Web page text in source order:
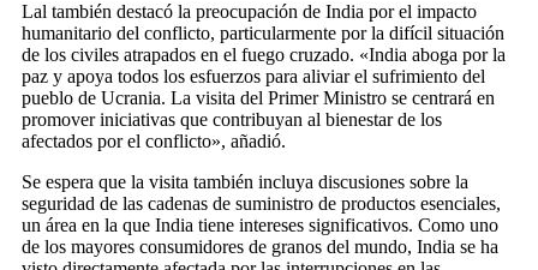
Lal también destacó la preocupación de India por el impacto
humanitario del conflicto, particularmente por la difícil situación
de los civiles atrapados en el fuego cruzado. «India aboga por la
paz y apoya todos los esfuerzos para aliviar el sufrimiento del
pueblo de Ucrania. La visita del Primer Ministro se centrará en
promover iniciativas que contribuyan al bienestar de los
afectados por el conflicto», añadió.
Se espera que la visita también incluya discusiones sobre la
seguridad de las cadenas de suministro de productos esenciales,
un área en la que India tiene intereses significativos. Como uno
de los mayores consumidores de granos del mundo, India se ha